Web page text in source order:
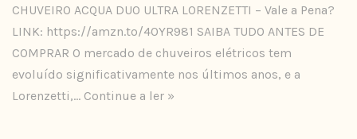
CHUVEIRO ACQUA DUO ULTRA LORENZETTI – Vale a Pena?
LINK: https://amzn.to/40YR981 SAIBA TUDO ANTES DE
COMPRAR O mercado de chuveiros elétricos tem
evoluído significativamente nos últimos anos, e a
Lorenzetti,… Continue a ler »